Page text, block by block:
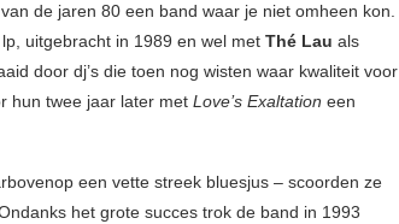
de jaren 80 een band waar je niet omheen kon.
uitgebracht in 1989 en wel met Thé Lau als
door dj’s die toen nog wisten waar kwaliteit voor
hun twee jaar later met Love’s Exaltation een
een vette streek bluesjus – scoorden ze
het grote succes trok de band in 1993